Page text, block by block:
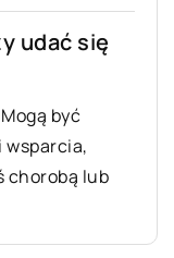
udać się
być
wsparcia,
chorobą lub